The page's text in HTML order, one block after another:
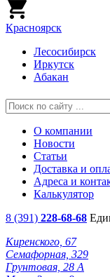
Красноярск
Лесосибирск
Иркутск
Абакан
О компании
Новости
Статьи
Доставка и
Адреса и
Калькулятор
8 (391) 228-68-68
Киренского, 67
Семафорная, 329
Грунтовая, 28 А